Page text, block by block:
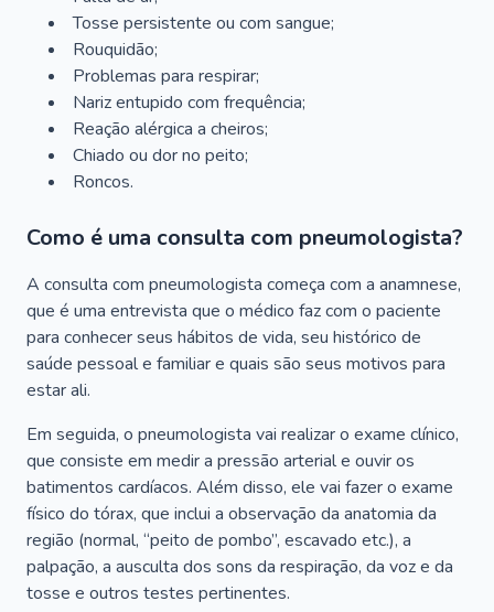
Tosse persistente ou com sangue;
Rouquidão;
Problemas para respirar;
Nariz entupido com frequência;
Reação alérgica a cheiros;
Chiado ou dor no peito;
Roncos.
Como é uma consulta com pneumologista?
A consulta com pneumologista começa com a anamnese,
que é uma entrevista que o médico faz com o paciente
para conhecer seus hábitos de vida, seu histórico de
saúde pessoal e familiar e quais são seus motivos para
estar ali.
Em seguida, o pneumologista vai realizar o exame clínico,
que consiste em medir a pressão arterial e ouvir os
batimentos cardíacos. Além disso, ele vai fazer o exame
físico do tórax, que inclui a observação da anatomia da
região (normal, “peito de pombo”, escavado etc.), a
palpação, a ausculta dos sons da respiração, da voz e da
tosse e outros testes pertinentes.